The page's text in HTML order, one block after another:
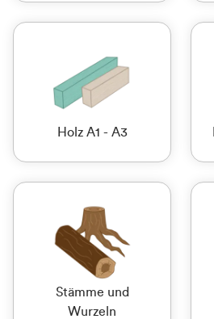
Holz A1 - A3
Stämme und
Wurzeln